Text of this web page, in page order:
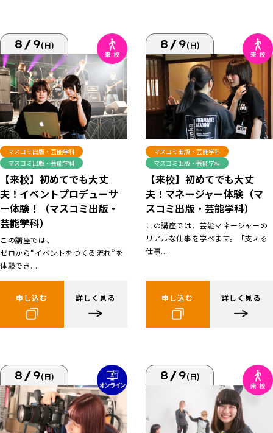
8/9(日)
マスコミ出版・芸能学科
マスコミ出版・芸能学科
【来校】初めてでも大丈
夫！イベントプロデューサ
ー体験！（マスコミ出版・
芸能学科）
この講座では、
ゼロから“イベントをつくる流れ”を
体験でき...
申し込む 詳しく見る
8/9(日)
マスコミ出版・芸能学科
マスコミ出版・芸能学科
【来校】初めてでも大丈
夫！マネージャー体験（マ
スコミ出版・芸能学科）
この講座では、芸能マネージャーの
リアルな仕事を学べます。「支える
仕事...
申し込む 詳しく見る
8/9(日) 8/9(日)